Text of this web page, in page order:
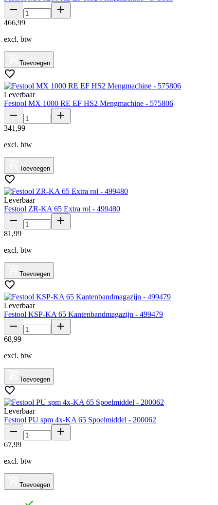
466,99
excl. btw
Toevoegen
Leverbaar
Festool MX 1000 RE EF HS2 Mengmachine - 575806
341 ,99
excl. btw
Toevoegen
Leverbaar
Festool ZR-KA 65 Extra rol - 499480
81 ,99
excl. btw
Toevoegen
Leverbaar
Festool KSP-KA 65 Kantenbandmagazijn - 499479
68,99
excl. btw
Toevoegen
Leverbaar
Festool PU spm 4x-KA 65 Spoelmiddel - 200062
67,99
excl. btw
Toevoegen